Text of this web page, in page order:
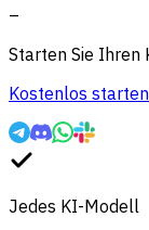
–
Starten Sie Ihren
Kostenlos starten
Jedes KI-Modell